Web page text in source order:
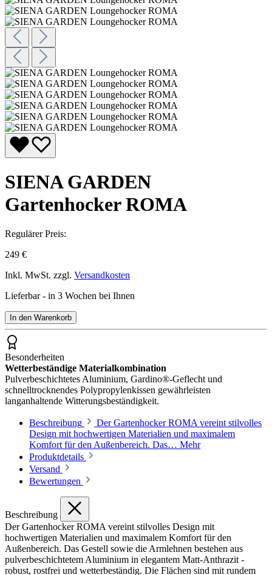
SIENA GARDEN
Gartenhocker ROMA
Regulärer Preis:
249 €
Inkl. MwSt. zzgl. Versandkosten
Lieferbar - in 3 Wochen bei Ihnen
In den Warenkorb
Besonderheiten
Wetterbeständige Materialkombination
Pulverbeschichtetes Aluminium, Gardino®-Geflecht und
schnelltrocknendes Polypropylenkissen gewährleisten
langanhaltende Witterungsbeständigkeit.
Beschreibung
Der Gartenhocker ROMA vereint stilvolles
Design mit hochwertigen Materialien und maximalem
Komfort für den Außenbereich. Das… Mehr
Produktdetails
Versand
Bewertungen
Beschreibung
Der Gartenhocker ROMA vereint stilvolles Design mit
hochwertigen Materialien und maximalem Komfort für den
Außenbereich. Das Gestell sowie die Armlehnen bestehen aus
pulverbeschichtetem Aluminium in elegantem Matt-Anthrazit -
robust, rostfrei und wetterbeständig. Die Flächen sind mit rundem